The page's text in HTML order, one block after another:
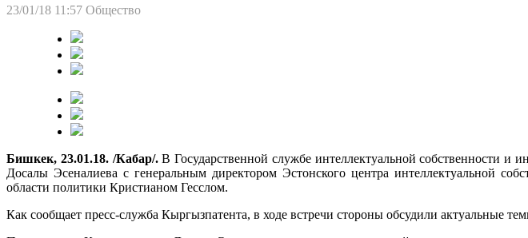
23/01/18 11:57 Общество
Бишкек, 23.01.18. /Кабар/.В Государственной службе интеллектуальной собственности и
Досалы Эсеналиева с генеральным директором Эстонского центра интеллектуальной
области политики Кристианом Гесслом.
Как сообщает пресс-служба Кыргызпатента, в ходе встречи стороны обсудили актуальные